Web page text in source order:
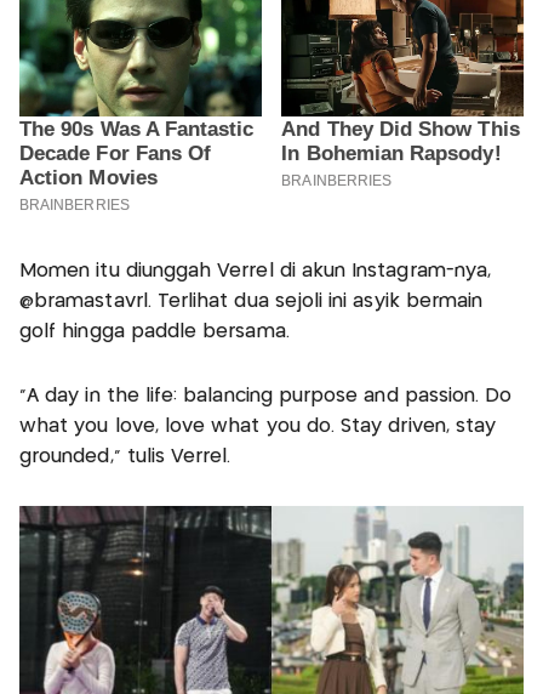
Momen itu diunggah Verrel di akun Instagram-nya,
@bramastavrl. Terlihat dua sejoli ini asyik bermain
golf hingga paddle bersama.
“A day in the life: balancing purpose and passion. Do
what you love, love what you do. Stay driven, stay
grounded,” tulis Verrel.